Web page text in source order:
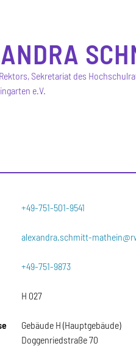
Sekretariat des
e.V.
+49-751-501-9541
alexandra.schmitt-
+49-751-9873
H 027
Gebäude H (Hauptgebäude)
Doggenriedstraße 70